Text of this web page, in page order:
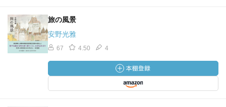
旅の風景
安野光雅
67 4.50 4